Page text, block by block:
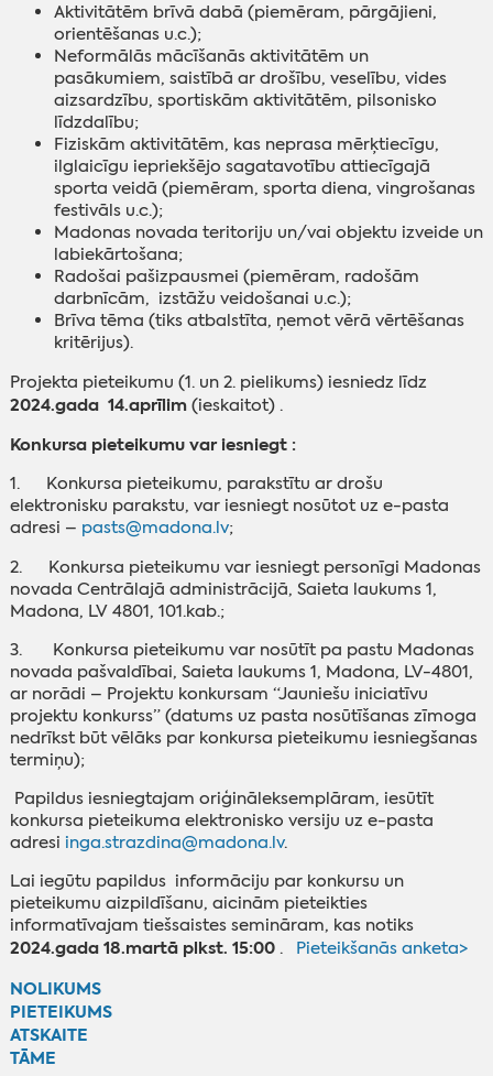
Aktivitātēm brīvā dabā (piemēram, pārgājieni,
orientēšanas u.c.);
Neformālās mācīšanās aktivitātēm un
pasākumiem, saistībā ar drošību, veselību, vides
aizsardzību, sportiskām aktivitātēm, pilsonisko
līdzdalību;
Fiziskām aktivitātēm, kas neprasa mērķtiecīgu,
ilglaicīgu iepriekšējo sagatavotību attiecīgajā
sporta veidā (piemēram, sporta diena, vingrošanas
festivāls u.c.);
Madonas novada teritoriju un/vai objektu izveide un
labiekārtošana;
Radošai pašizpausmei (piemēram, radošām
darbnīcām, izstāžu veidošanai u.c.);
Brīva tēma (tiks atbalstīta, ņemot vērā vērtēšanas
kritērijus).
Projekta pieteikumu (1. un 2. pielikums) iesniedz līdz
2024.gada 14.aprīlim(ieskaitot) .
Konkursa pieteikumu var iesniegt :
1. Konkursa pieteikumu, parakstītu ar drošu
elektronisku parakstu, var iesniegt nosūtot uz e-pasta
adresi – pasts@madona.lv;
2. Konkursa pieteikumu var iesniegt personīgi Madonas
novada Centrālajā administrācijā, Saieta laukums 1,
Madona, LV 4801, 101.kab.;
3. Konkursa pieteikumu var nosūtīt pa pastu Madonas
novada pašvaldībai, Saieta laukums 1, Madona, LV-4801,
ar norādi – Projektu konkursam “Jauniešu iniciatīvu
projektu konkurss” (datums uz pasta nosūtīšanas zīmoga
nedrīkst būt vēlāks par konkursa pieteikumu iesniegšanas
termiņu);
Papildus iesniegtajam oriģināleksemplāram, iesūtīt
konkursa pieteikuma elektronisko versiju uz e-pasta
adresi inga.strazdina@madona.lv.
Lai iegūtu papildus informāciju par konkursu un
pieteikumu aizpildīšanu, aicinām pieteikties
informatīvajam tiešsaistes semināram, kas notiks
2024.gada 18.martā plkst. 15:00 . Pieteikšanās anketa>
NOLIKUMS
PIETEIKUMS
ATSKAITE
‌TĀME